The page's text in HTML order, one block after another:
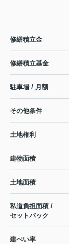
修繕積立金
修繕積立基金
駐車場 / 月額
その他条件
土地権利
建物面積
土地面積
私道負担面積 /
セットバック
建ぺい率